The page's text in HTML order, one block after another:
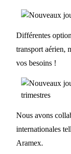
Différentes
transport aérien,
vos besoins !
Nous avons
internationales
Aramex.